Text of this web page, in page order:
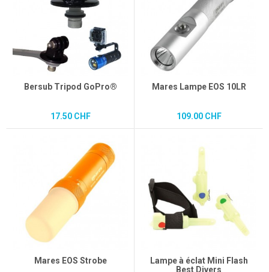
Bersub Tripod GoPro®
17.50 CHF
Mares Lampe EOS 10LR
109.00 CHF
Mares EOS Strobe
Lampe à éclat Mini Flash
Best Divers